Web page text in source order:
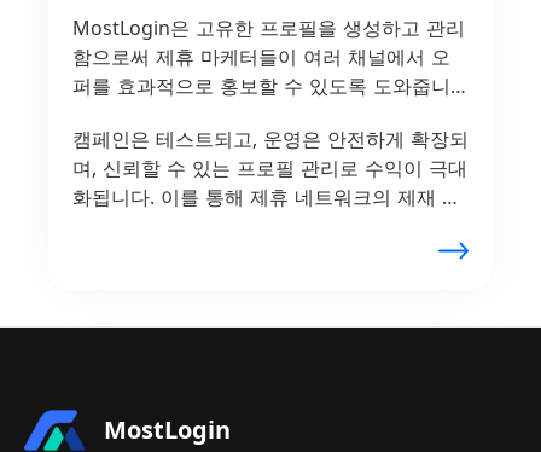
MostLogin은 고유한 프로필을 생성하고 관리
함으로써 제휴 마케터들이 여러 채널에서 오
퍼를 효과적으로 홍보할 수 있도록 도와줍니
캠페인은 테스트되고, 운영은 안전하게 확장되
며, 신뢰할 수 있는 프로필 관리로 수익이 극대
화됩니다. 이를 통해 제휴 네트워크의 제재 없
MostLogin